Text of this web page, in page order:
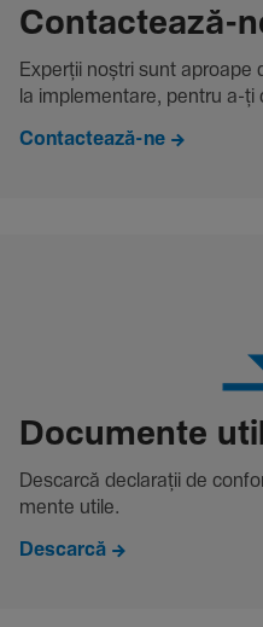
Contac­tează-
Experții noștri sunt aproape
la imple­men­tare, pentru a-ți
Contactează-ne
Docu­mente
Descarcă decla­rații de
mente utile.
Descarcă